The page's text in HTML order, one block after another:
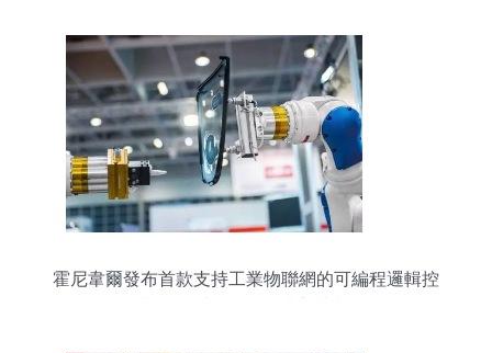
霍尼韋爾發布首款支持工業物聯網的可編程邏輯控